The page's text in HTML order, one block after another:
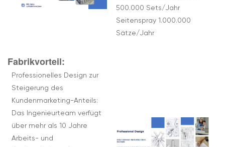
500.000 Sets/Jahr
Seitenspray 1.000.000
Sätze/Jahr
Fabrikvorteil:
Professionelles Design zur
Steigerung des
Kundenmarketing-Anteils:
Das Ingenieurteam verfügt
über mehr als 10 Jahre
Arbeits- und